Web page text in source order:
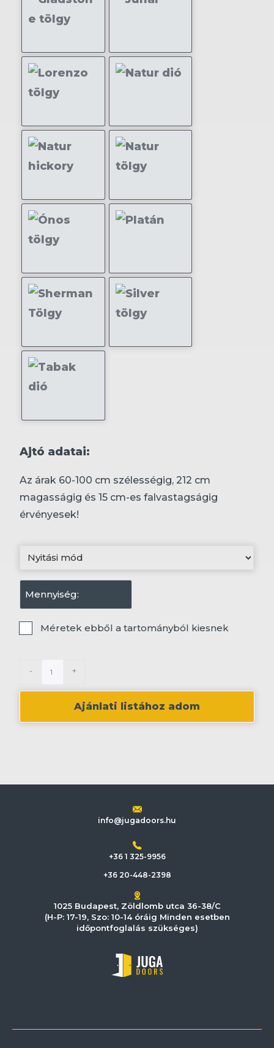
Ajtó adatai:
Az árak 60-100 cm szélességig, 212 cm
magasságig és 15 cm-es falvastagságig
érvényesek!
Nyitási
Tartományból
Méretek ebből a tartományból kiesnek
- +
Ajánlati listához adom
info@jugadoors.hu
+36 1 325-9956
+36 20-448-2398
1025 Budapest, Zöldlomb utca 36-38/C
(H-P: 17-19, Szo: 10-14 óráig Minden esetben
időpontfoglalás szükséges)